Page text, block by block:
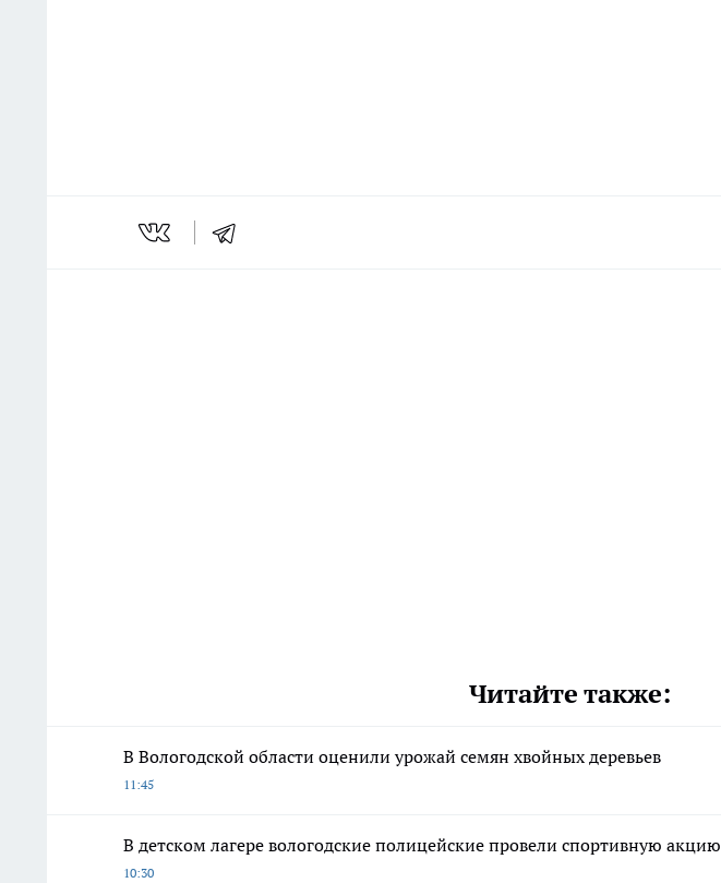
Читайте также:
В Вологодской области оценили урожай семян хвойных деревьев
11:45
В детском лагере вологодские полицейские провели спортивную акцию
10:30